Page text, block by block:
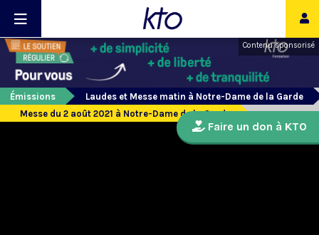
Contenu sponsorisé
Émissions
Laudes et Messe matin à Notre-Dame de la Garde
Messe du 2 août 2021 à Notre-Dame de la Garde
Faire un don à KTO